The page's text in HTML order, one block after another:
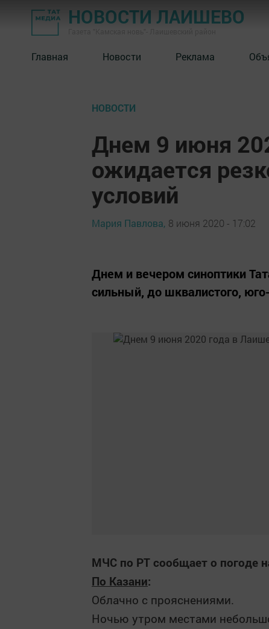
НОВОСТИ ЛАИШЕВО
Главная Новости Реклама
НОВОСТИ
Днем 9 июня
ожидается
условий
Мария Павлова, 8 июня 2020 - 17:02
Днем и вечером синоптики
сильный, до шквалистого,
МЧС по РТ сообщает о погоде
По Казани:
Облачно с прояснениями.
Ночью утром местами